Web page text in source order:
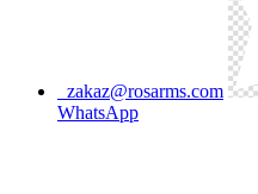
zakaz@rosarms.com
WhatsApp